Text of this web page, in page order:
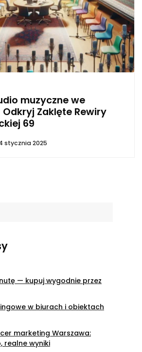
muzyczne we
Zaklęte Rewiry
69
stycznia 2025
— kupuj wygodnie przez
w biurach i obiektach
marketing Warszawa:
realne wyniki